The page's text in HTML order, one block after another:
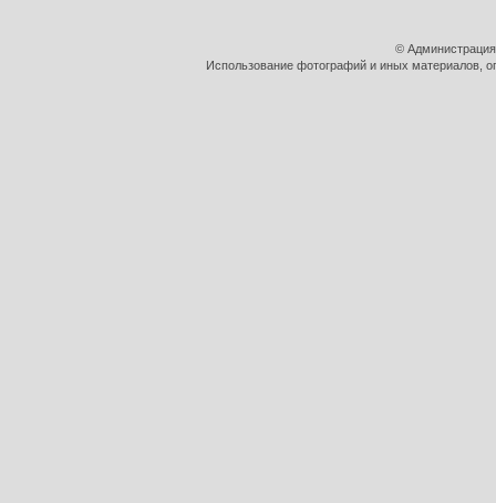
©
Использование фотографий и иных материалов,